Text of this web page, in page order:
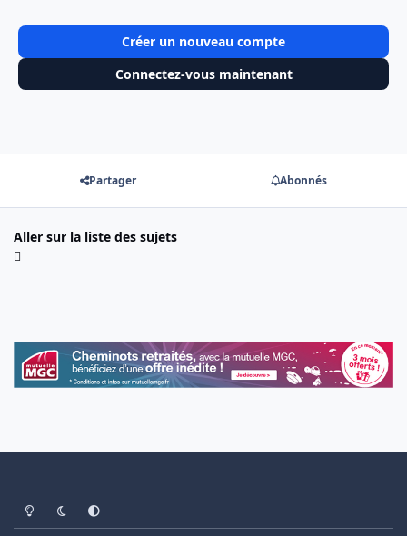
Créer un nouveau compte
Connectez-vous maintenant
Partager Abonnés
Aller sur la liste des sujets
Light ModeDark ModeSystem Preference